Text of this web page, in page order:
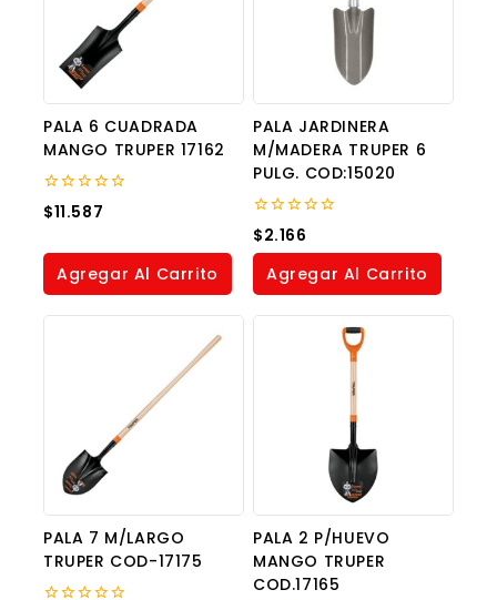
PALA 6 CUADRADA
MANGO TRUPER 17162
0
out
5
$11.587
Agregar Al Carrito
PALA JARDINERA
M/MADERA TRUPER 6
PULG. COD:15020
0
out
of
$2.166
Agregar Al Carrito
PALA 7 M/LARGO
TRUPER COD-17175
PALA 2 P/HUEVO
MANGO TRUPER
COD.17165